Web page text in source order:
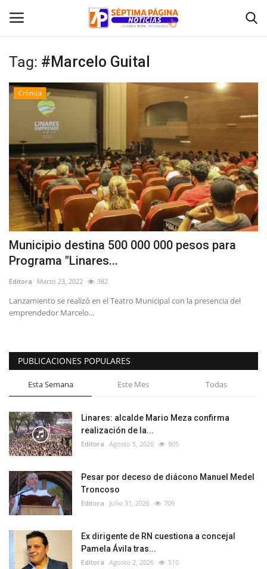
Inicio
Crónica
Policial
Tribunales
Deporte
Política
Espectáculos
Tag: #Marcelo Guital
Crónica
Municipio destina 500 000 000 pesos para
Programa "Linares...
Editora Marzo 23, 2022 382
Lanzamiento se realizó en el Teatro Municipal con la presencia del
emprendedor Marcelo...
PUBLICACIONES POPULARES
Esta Semana Este Mes Todas
Linares: alcalde Mario Meza confirma
realización de la...
Editora Agosto 5, 2026 905
Pesar por deceso de diácono Manuel Medel
Troncoso
Editora Julio 31, 2026 709
Ex dirigente de RN cuestiona a concejal
Pamela Ávila tras...
Editora Agosto 2, 2026 510